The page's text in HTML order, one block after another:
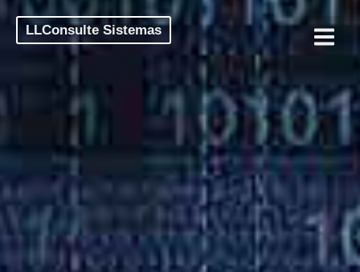
LLConsulte Sistemas